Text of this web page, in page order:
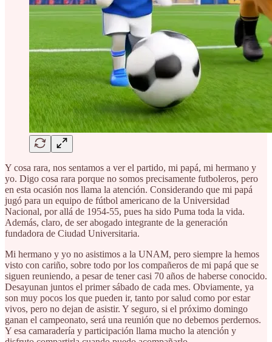
Y cosa rara, nos sentamos a ver el partido, mi papá, mi hermano y
yo. Digo cosa rara porque no somos precisamente futboleros, pero
en esta ocasión nos llama la atención. Considerando que mi papá
jugó para un equipo de fútbol americano de la Universidad
Nacional, por allá de 1954-55, pues ha sido Puma toda la vida.
Además, claro, de ser abogado integrante de la generación
fundadora de Ciudad Universitaria.
Mi hermano y yo no asistimos a la UNAM, pero siempre la hemos
visto con cariño, sobre todo por los compañeros de mi papá que se
siguen reuniendo, a pesar de tener casi 70 años de haberse conocido.
Desayunan juntos el primer sábado de cada mes. Obviamente, ya
son muy pocos los que pueden ir, tanto por salud como por estar
vivos, pero no dejan de asistir. Y seguro, si el próximo domingo
ganan el campeonato, será una reunión que no debemos perdernos.
Y esa camaradería y participación llama mucho la atención y